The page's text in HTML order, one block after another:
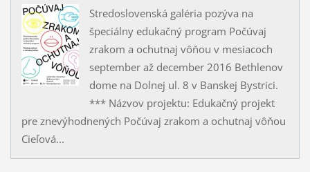
Stredoslovenská galéria pozýva na
špeciálny edukačný program Počúvaj
zrakom a ochutnaj vôňou v mesiacoch
september až december 2016 Bethlenov
dome na Dolnej ul. 8 v Banskej Bystrici.
*** Názvov projektu: Edukačný projekt
pre znevýhodnených Počúvaj zrakom a ochutnaj vôňou
Cieľová...